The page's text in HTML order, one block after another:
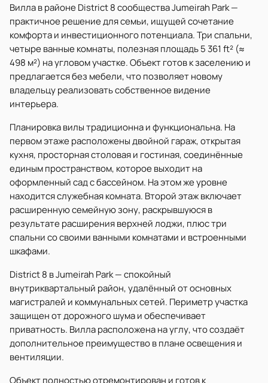
Вилла в районе District 8 сообщества Jumeirah Park —
практичное решение для семьи, ищущей сочетание
комфорта и инвестиционного потенциала. Три спальни,
четыре ванные комнаты, полезная площадь 5 361 ft² (≈
498 м²) на угловом участке. Объект готов к заселению и
предлагается без мебели, что позволяет новому
владельцу реализовать собственное видение
интерьера.
Планировка вилы традиционна и функциональна. На
первом этаже расположены двойной гараж, открытая
кухня, просторная столовая и гостиная, соединённые
единым пространством, которое выходит на
оформленный сад с бассейном. На этом же уровне
находится служебная комната. Второй этаж включает
расширенную семейную зону, раскрывшуюся в
результате расширения верхней лоджи, плюс три
спальни со своими ванными комнатами и встроенными
шкафами.
District 8 в Jumeirah Park — спокойный
внутриквартальный район, удалённый от основных
магистралей и коммунальных сетей. Периметр участка
защищен от дорожного шума и обеспечивает
приватность. Вилла расположена на углу, что создаёт
дополнительное преимущество в плане освещения и
вентиляции.
Объект полностью отремонтирован и готов к